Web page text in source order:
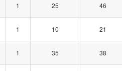
1 25 46
1 10 21
1 35 38